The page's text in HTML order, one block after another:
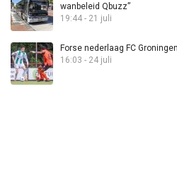
wanbeleid Qbuzz”
19:44 - 21 juli
Forse nederlaag FC
16:03 - 24 juli